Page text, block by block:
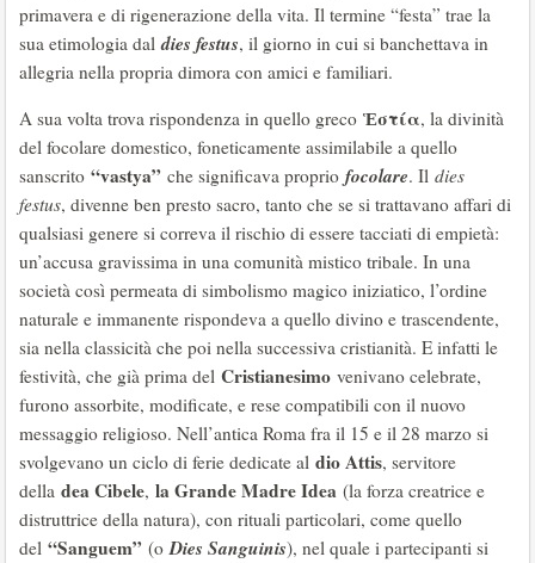
primavera e di rigenerazione della vita. Il termine “festa” trae la
sua etimologia daldies festus, il giorno in cui si banchettava in
allegria nella propria dimora con amici e familiari.
A sua volta trova rispondenza in quello greco Ἑστία, la divinità
del focolare domestico, foneticamente assimilabile a quello
sanscrito “vastya” che significava proprio focolare. Il dies
festus, divenne ben presto sacro, tanto che se si trattavano affari di
qualsiasi genere si correva il rischio di essere tacciati di empietà:
un’accusa gravissima in una comunità mistico tribale. In una
società così permeata di simbolismo magico iniziatico, l’ordine
naturale e immanente rispondeva a quello divino e trascendente,
sia nella classicità che poi nella successiva cristianità. E infatti le
festività, che già prima del Cristianesimo venivano celebrate,
furono assorbite, modificate, e rese compatibili con il nuovo
messaggio religioso. Nell’antica Roma fra il 15 e il 28 marzo si
svolgevano un ciclo di ferie dedicate al dio Attis, servitore
della dea Cibele, la Grande Madre Idea (la forza creatrice e
distruttrice della natura), con rituali particolari, come quello
del “Sanguem” (oDies Sanguinis), nel quale i partecipanti si